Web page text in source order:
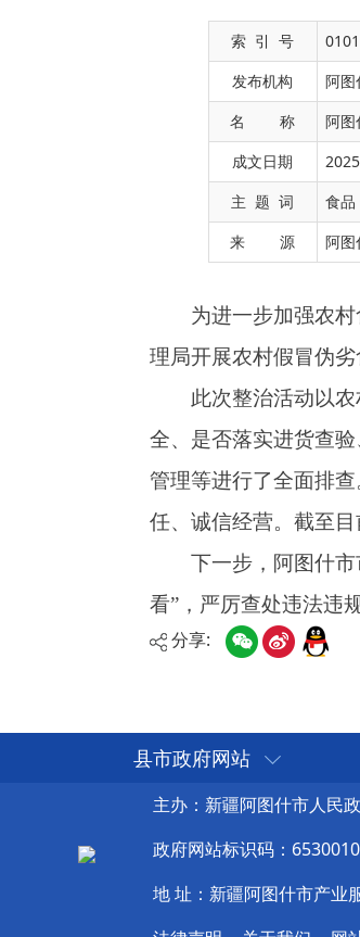
索 引 号
发布机构
阿图
名 称
阿图
成文日期
主 题 词
食品
来 源
阿图
为进一步加强农村食品
理局开展农村假冒伪劣食品专
此次整治活动以农村、
管理等进行了全面排查。检
任、诚信经营。截至目前，检
分享:
县市政府网站
主办：新疆阿图什市人民
政府网站标识码：
地 址：新疆阿图什市产业